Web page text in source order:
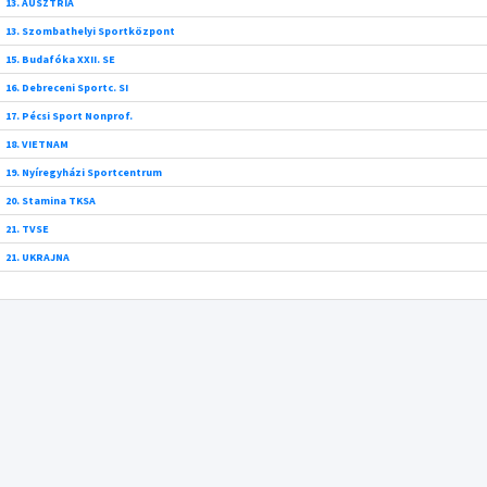
13. Szombathelyi Sportközpont
15. Budafóka XXII. SE
16. Debreceni Sportc. SI
17. Pécsi Sport Nonprof.
18. VIETNAM
19. Nyíregyházi Sportcentrum
20. Stamina TKSA
21. TVSE
21. UKRAJNA